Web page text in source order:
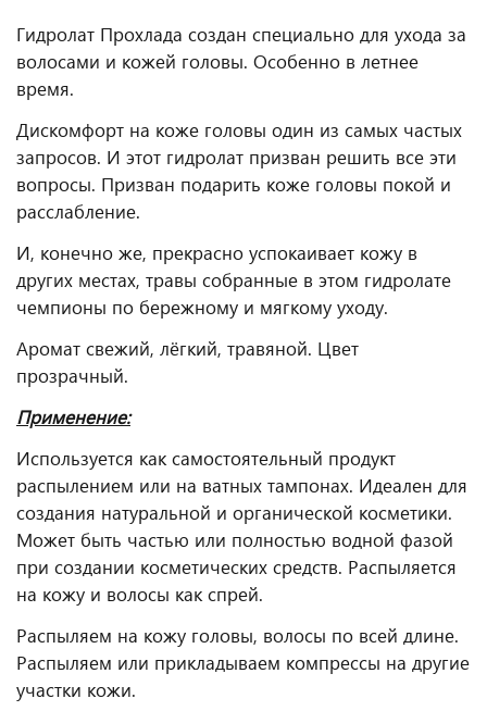
Гидролат Прохлада создан специально для ухода за
волосами и кожей головы. Особенно в летнее
время.
Дискомфорт на коже головы один из самых частых
запросов. И этот гидролат призван решить все эти
вопросы. Призван подарить коже головы покой и
расслабление.
И, конечно же, прекрасно успокаивает кожу в
других местах, травы собранные в этом гидролате
чемпионы по бережному и мягкому уходу.
Аромат свежий, лёгкий, травяной. Цвет
прозрачный.
Применение:
Используется как самостоятельный продукт
распылением или на ватных тампонах. Идеален для
создания натуральной и органической косметики.
Может быть частью или полностью водной фазой
при создании косметических средств. Распыляется
на кожу и волосы как спрей.
Распыляем на кожу головы, волосы по всей длине.
Распыляем или прикладываем компрессы на другие
участки кожи.